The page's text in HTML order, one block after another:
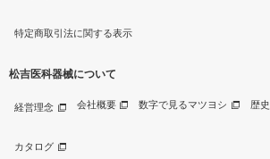
特定商取引法に関する表示
松吉医科器械について
経営理念 会社概要 数字で見るマツヨシ 歴史
カタログ